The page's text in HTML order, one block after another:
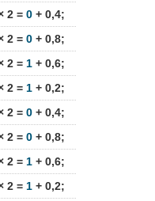
2 = 0 + 0,4;
2 = 0 + 0,8;
2 = 1 + 0,6;
2 = 1 + 0,2;
2 = 0 + 0,4;
2 = 0 + 0,8;
2 = 1 + 0,6;
2 = 1 + 0,2;